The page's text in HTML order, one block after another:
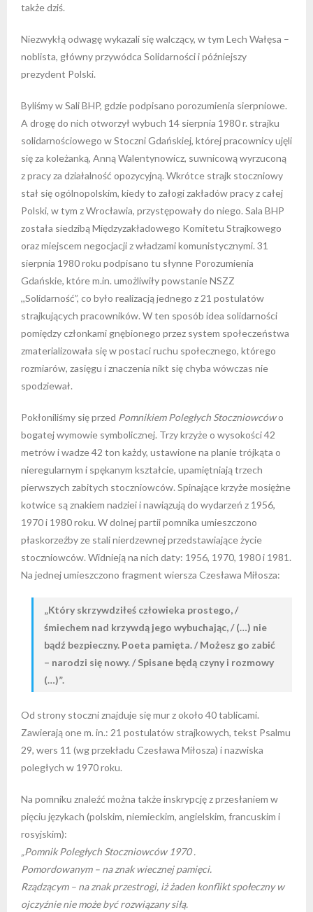
także dziś.
Niezwykłą odwagę wykazali się walczący, w tym Lech Wałęsa –
noblista, główny przywódca Solidarności i późniejszy
prezydent Polski.
Byliśmy w Sali BHP, gdzie podpisano porozumienia sierpniowe.
A drogę do nich otworzył wybuch 14 sierpnia 1980 r. strajku
solidarnościowego w Stoczni Gdańskiej, której pracownicy ujęli
się za koleżanką, Anną Walentynowicz, suwnicową wyrzuconą
z pracy za działalność opozycyjną. Wkrótce strajk stoczniowy
stał się ogólnopolskim, kiedy to załogi zakładów pracy z całej
Polski, w tym z Wrocławia, przystępowały do niego. Sala BHP
została siedzibą Międzyzakładowego Komitetu Strajkowego
oraz miejscem negocjacji z władzami komunistycznymi. 31
sierpnia 1980 roku podpisano tu słynne Porozumienia
Gdańskie, które m.in. umożliwiły powstanie NSZZ
,,Solidarność”, co było realizacją jednego z 21 postulatów
strajkujących pracowników. W ten sposób idea solidarności
pomiędzy członkami gnębionego przez system społeczeństwa
zmaterializowała się w postaci ruchu społecznego, którego
rozmiarów, zasięgu i znaczenia nikt się chyba wówczas nie
spodziewał.
Pokłoniliśmy się przed Pomnikiem Poległych Stoczniowcówo
bogatej wymowie symbolicznej. Trzy krzyże o wysokości 42
metrów i wadze 42 ton każdy, ustawione na planie trójkąta o
nieregularnym i spękanym kształcie, upamiętniają trzech
pierwszych zabitych stoczniowców. Spinające krzyże mosiężne
kotwice są znakiem nadziei i nawiązują do wydarzeń z 1956,
1970 i 1980 roku. W dolnej partii pomnika umieszczono
płaskorzeźby ze stali nierdzewnej przedstawiające życie
stoczniowców. Widnieją na nich daty: 1956, 1970, 1980 i 1981.
Na jednej umieszczono fragment wiersza Czesława Miłosza:
„Który skrzywdziłeś człowieka prostego, /
śmiechem nad krzywdą jego wybuchając, / (…) nie
bądź bezpieczny. Poeta pamięta. / Możesz go zabić
– narodzi się nowy. / Spisane będą czyny i rozmowy
(…)”.
Od strony stoczni znajduje się mur z około 40 tablicami.
Zawierają one m. in.: 21 postulatów strajkowych, tekst Psalmu
29, wers 11 (wg przekładu Czesława Miłosza) i nazwiska
poległych w 1970 roku.
Na pomniku znaleźć można także inskrypcję z przesłaniem w
pięciu językach (polskim, niemieckim, angielskim, francuskim i
rosyjskim):
„Pomnik Poległych Stoczniowców 1970 .
Pomordowanym – na znak wiecznej pamięci.
Rządzącym – na znak przestrogi, iż żaden konflikt społeczny w
ojczyźnie nie może być rozwiązany siłą.